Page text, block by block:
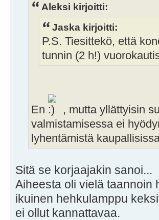
Aleksi kirjoitti:
Jaska kirjoitti:
P.S. Tiesittekö, että
tunnin (2 h!)
En
, mutta yllättyisin
valmistamisessa ei
lyhentämistä
Sitä se korjaajakin sanoi...
Aiheesta oli vielä taannoin
ikuinen hehkulamppu
ei ollut kannattavaa.